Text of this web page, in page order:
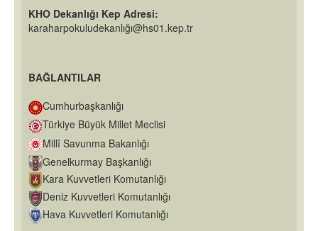
KHO Dekanlığı Kep Adresi:
karaharpokuludekanlığı@hs01.kep.tr
BAĞLANTILAR
Cumhurbaşkanlığı
Türkiye Büyük Millet Meclisi
Millî Savunma Bakanlığı
Genelkurmay Başkanlığı
Kara Kuvvetleri Komutanlığı
Deniz Kuvvetleri Komutanlığı
Hava Kuvvetleri Komutanlığı